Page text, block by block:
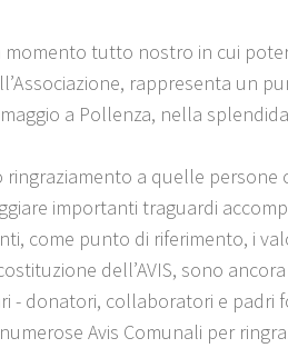
tutto nostro in cui
rappresenta un
a Pollenza, nella
a quelle persone
importanti traguardi
come punto di riferimento, i
dell’AVIS, sono ancora
- donatori, collaboratori e padri
Avis Comunali per